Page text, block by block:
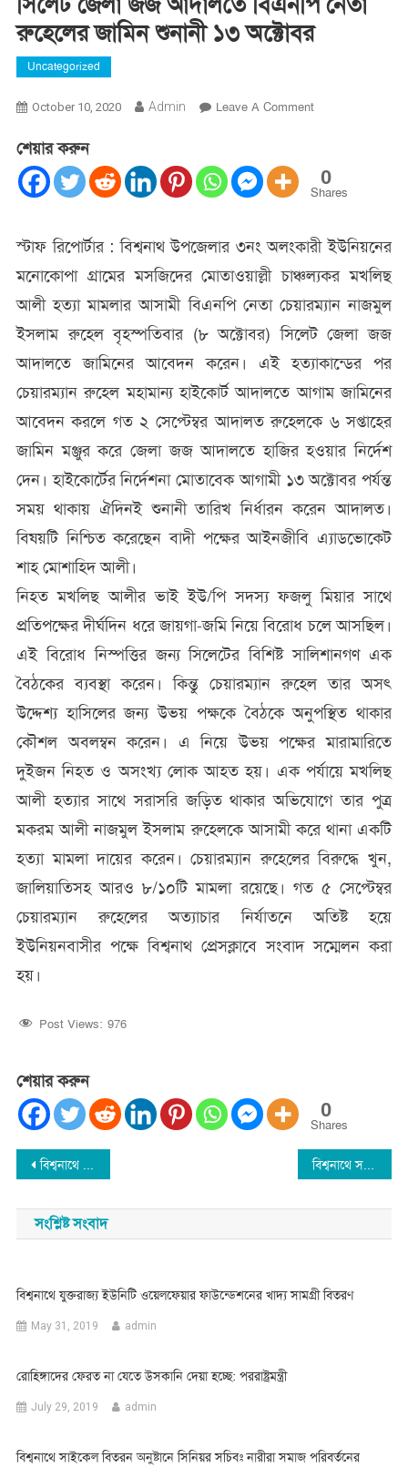
রুহেলের জামিন শুনানী ১৩ অক্টোবর
Uncategorized
October 10, 2020 Admin Leave A CommentOn
জজ
আদালতে
রুহেলের
জামিন
১৩
অক্টোবর
শেয়ার করুন
0
Shares
স্টাফ রিপোর্টার : বিশ্বনাথ উপজেলার ৩নং অলংকারী ইউনিয়নের
মনোকোপা গ্রামের মসজিদের মোতাওয়াল্লী চাঞ্চল্যকর মখলিছ
আলী হত্যা মামলার আসামী বিএনপি নেতা চেয়ারম্যান নাজমুল
ইসলাম রুহেল বৃহস্পতিবার (৮ অক্টোবর) সিলেট জেলা জজ
আদালতে জামিনের আবেদন করেন। এই হত্যাকান্ডের পর
চেয়ারম্যান রুহেল মহামান্য হাইকোর্ট আদালতে আগাম জামিনের
আবেদন করলে গত ২ সেপ্টেম্বর আদালত রুহেলকে ৬ সপ্তাহের
জামিন মঞ্জুর করে জেলা জজ আদালতে হাজির হওয়ার নির্দেশ
দেন। হাইকোর্টের নির্দেশনা মোতাবেক আগামী ১৩ অক্টোবর পর্যন্ত
সময় থাকায় ঐদিনই শুনানী তারিখ নির্ধারন করেন আদালত।
বিষয়টি নিশ্চিত করেছেন বাদী পক্ষের আইনজীবি এ্যাডভোকেট
শাহ মোশাহিদ আলী।
নিহত মখলিছ আলীর ভাই ইউ/পি সদস্য ফজলু মিয়ার সাথে
প্রতিপক্ষের দীর্ঘদিন ধরে জায়গা-জমি নিয়ে বিরোধ চলে আসছিল।
এই বিরোধ নিস্পত্তির জন্য সিলেটের বিশিষ্ট সালিশানগণ এক
বৈঠকের ব্যবস্থা করেন। কিন্তু চেয়ারম্যান রুহেল তার অসৎ
উদ্দেশ্য হাসিলের জন্য উভয় পক্ষকে বৈঠকে অনুপস্থিত থাকার
কৌশল অবলম্বন করেন। এ নিয়ে উভয় পক্ষের মারামারিতে
দুইজন নিহত ও অসংখ্য লোক আহত হয়। এক পর্যায়ে মখলিছ
আলী হত্যার সাথে সরাসরি জড়িত থাকার অভিযোগে তার পুত্র
মকরম আলী নাজমুল ইসলাম রুহেলকে আসামী করে থানা একটি
হত্যা মামলা দায়ের করেন। চেয়ারম্যান রুহেলের বিরুদ্ধে খুন,
জালিয়াতিসহ আরও ৮/১০টি মামলা রয়েছে। গত ৫ সেপ্টেম্বর
চেয়ারম্যান রুহেলের অত্যাচার নির্যাতনে অতিষ্ট হয়ে
ইউনিয়নবাসীর পক্ষে বিশ্বনাথ প্রেসক্লাবে সংবাদ সম্মেলন করা
হয়।
Post Views: 976
শেয়ার করুন
0
Shares
Post
navigation
বিশ্বনাথে বিশ্ব ডিম দিবস পালন : ডিমে প্রোটিন, হরমুন, জিঙ্ক ও ভিটামিন ডি আছে বিশ্বনাথে সরকারি ভূমি দখল : প্রতিবাদ করায় একটি পরিবারকে ধবংশের চেষ্টা
সংশ্লিষ্ট সংবাদ
বিশ্বনাথে যুক্তরাজ্য ইউনিটি ওয়েলফেয়ার ফাউন্ডেশনের খাদ্য সামগ্রী বিতরণ
May 31, 2019 admin
রোহিঙ্গাদের ফেরত না যেতে উসকানি দেয়া হচ্ছে: পররাষ্ট্রমন্ত্রী
July 29, 2019 admin
বিশ্বনাথে সাইকেল বিতরন অনুষ্টানে সিনিয়র সচিবঃ নারীরা সমাজ পরিবর্তনের